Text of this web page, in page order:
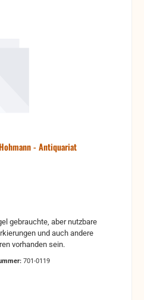
- Antiquariat
und auch andere
701-0119